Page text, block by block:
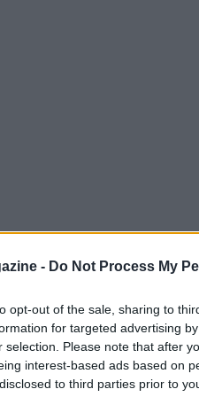
- Do Not Process My
opt-out of the sale, sharing to
for targeted advertising
selection. Please note that after
interest-based ads based on
to third parties prior to
ufficializzato le
spiccano le italiane
ottenuto l’accesso